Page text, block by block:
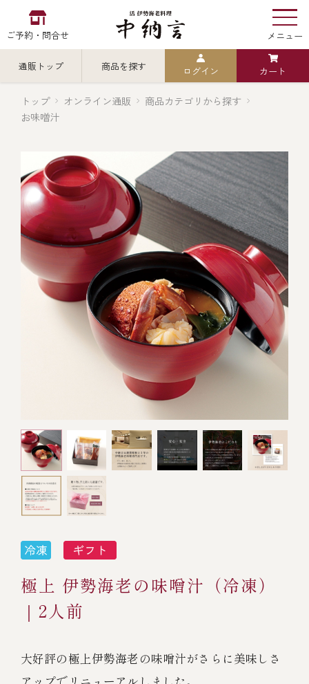
ご予約・問合せ メニュー
中納言の お食い初め
中納言の伊勢海老
用途・シーン
ご結婚式 1.5次会・
二次会
レストラン
オンライン通販
(造り/焼物/蒸し/ボイル伊勢海老)
(ごちそう重/誕生日重/還暦重/お食い初め重)
(生おせち/おせち冷凍)
(中納言/鉄板焼ひかり)
鉄板焼 ひかり
製薬会社・MR
プライバシーポリシー
サイトマップ
通販トップ 商品を探す
カテゴリから探す 全ての商品を見る
伊勢海老
全ての商品を見る
お造り（お刺身）
焼物
ごちそう重
全ての商品を見る
ごちそう重
誕生日重
お食い初め重
おせち
全ての商品を見る
おせち冷凍
調味料
スープ・スープカレー
レストラン商品
全ての商品を見る
鉄板焼ひかり
伊勢海老料理（中納言厨房）
お弁当（冷凍）
ログイン カート
トップ オンライン通販
商品カテゴリから探す
お味噌汁
極上 伊勢海老の味噌汁（冷凍）
｜2人前
大好評の極上伊勢海老の味噌汁がさらに美味しさ